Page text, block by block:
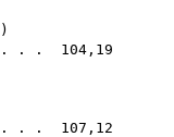
)
. 104,19
. 107,12